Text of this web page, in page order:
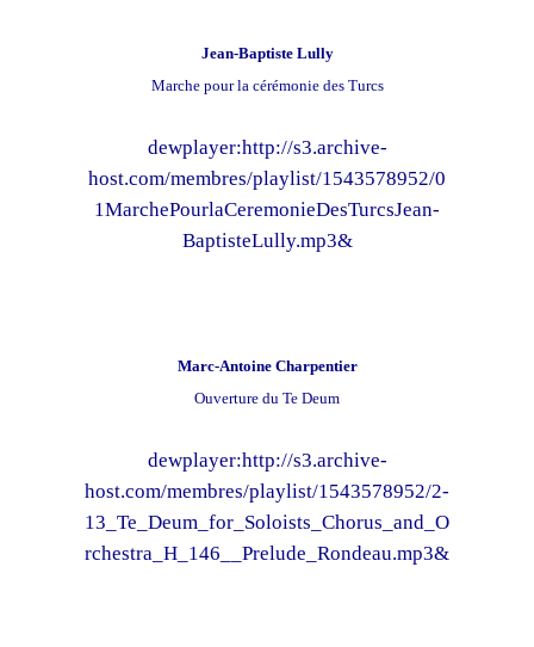
Jean-Baptiste Lully
Marche pour la cérémonie des Turcs
dewplayer:http://s3.archive-
host.com/membres/playlist/1543578952/0
1MarchePourlaCeremonieDesTurcsJean-
BaptisteLully.mp3&
Marc-Antoine Charpentier
Ouverture du Te Deum
dewplayer:http://s3.archive-
host.com/membres/playlist/1543578952/2-
13_Te_Deum_for_Soloists_Chorus_and_O
rchestra_H_146__Prelude_Rondeau.mp3&